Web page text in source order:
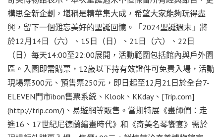
構思全新企劃，堪稱是精華集大成，希望大家能夠玩得盡
興，留下一個難忘美好的聖誕回憶。「2024聖誕週末」將
於12月14日（六）、15日（日）、21日（六）、22日
（日）每天14:00至22:00展開，活動範圍包括館內與戶外園
區。入園即需購票，12歲以下持有效證件可免費入場，活動
現場票300元、預售票250元，即日起至12月21日於全台7-
ELEVEN門市ibon售票系統、Klook、KKday、[Trip.com]
(http://trip.com/)、易遊網等販售。當期特展《畫師們：走
進16、17世紀尼德蘭繪畫時代》和《奇美名琴饗宴》需於